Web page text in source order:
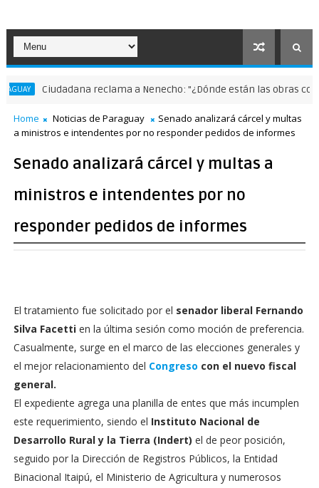
reclama a Nenecho: "¿Dónde están las obras
Home Noticias de Paraguay
Senado analizará cárcel y multas
a ministros e intendentes por no responder pedidos de informes
Senado analizará cárcel y multas a
ministros e intendentes por no
responder pedidos de informes
El tratamiento fue solicitado por el senador liberal Fernando
Silva Facettien la última sesión como moción de preferencia.
Casualmente, surge en el marco de las elecciones generales y
el mejor relacionamiento del Congreso con el nuevo fiscal
general.
El expediente agrega una planilla de entes que más incumplen
este requerimiento, siendo el Instituto Nacional de
Desarrollo Rural y la Tierra (Indert) el de peor posición,
seguido por la Dirección de Registros Públicos, la Entidad
Binacional Itaipú, el Ministerio de Agricultura y numerosos